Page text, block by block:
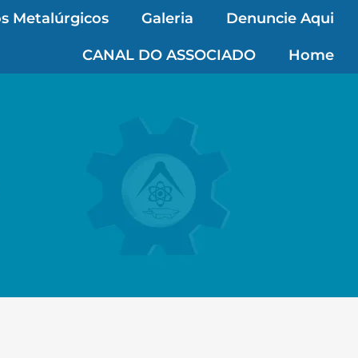
Metalúrgicos Galeria Denuncie Aqui
CANAL DO ASSOCIADO Home